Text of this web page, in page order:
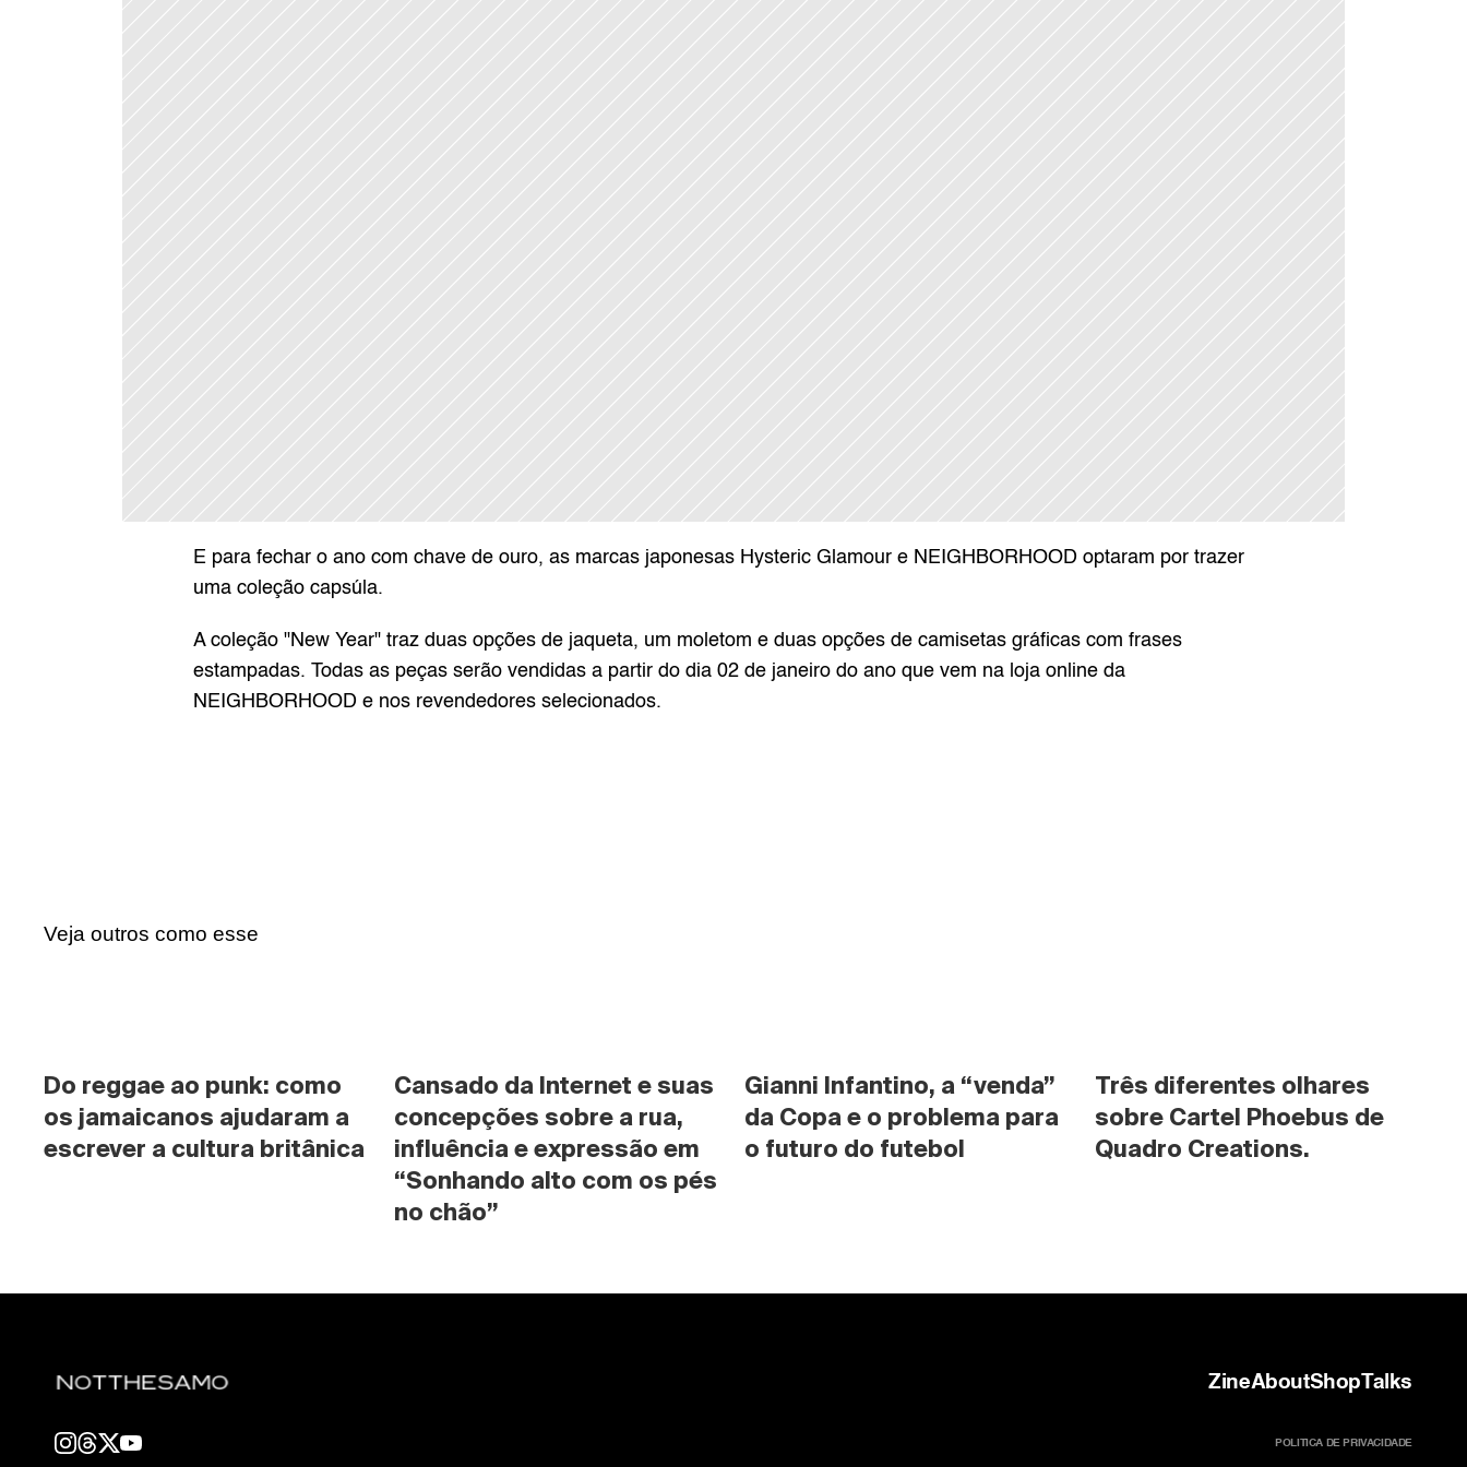
E para fechar o ano com chave de ouro, as marcas japonesas Hysteric Glamour e NEIGHBORHOOD optaram por trazer
uma coleção capsúla.
A coleção "New Year" traz duas opções de jaqueta, um moletom e duas opções de camisetas gráficas com frases
estampadas. Todas as peças serão vendidas a partir do dia 02 de janeiro do ano que vem na loja online da
NEIGHBORHOOD e nos revendedores selecionados.
Veja outros como esse
Do reggae ao punk: como
os jamaicanos ajudaram a
escrever a cultura britânica
Cansado da Internet e suas
concepções sobre a rua,
influência e expressão em
“Sonhando alto com os pés
no chão”
Gianni Infantino, a “venda”
da Copa e o problema para
o futuro do futebol
Três diferentes olhares
sobre Cartel Phoebus de
Quadro Creations.
ZineAboutShopTalks
POLITICA DE PRIVACIDADE